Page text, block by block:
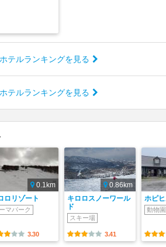
テルランキングを見る
テルランキングを見る
0.1km
ロリゾート
マパーク
3.30
0.86km
キロロスノーワール
ド
スキー場
3.41
ホピ
動物